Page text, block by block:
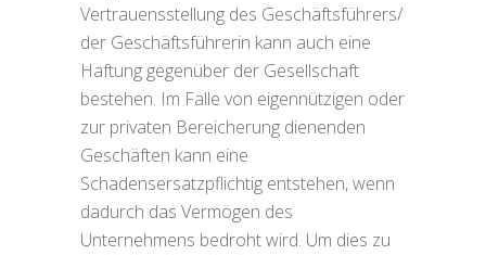
Vertrauensstellung des Geschäftsführers/
der Geschäftsführerin kann auch eine
Haftung gegenüber der Gesellschaft
bestehen. Im Falle von eigennützigen oder
zur privaten Bereicherung dienenden
Geschäften kann eine
Schadensersatzpflichtig entstehen, wenn
dadurch das Vermögen des
Unternehmens bedroht wird. Um dies zu